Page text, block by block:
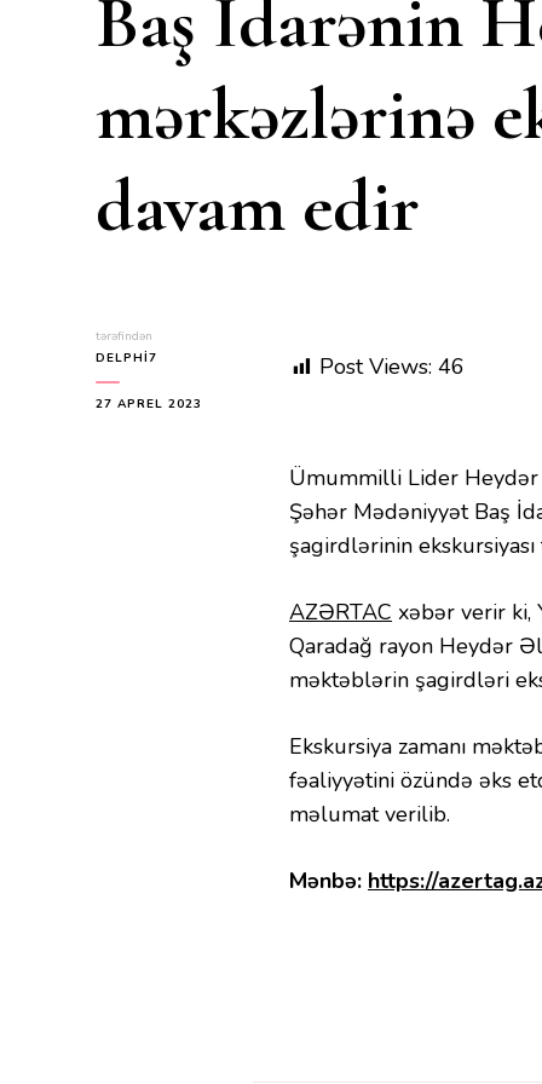
Baş İdarənin
mərkəzlərinə
davam edir
tərəfindən
DELPHI7
27 APREL 2023
Post Views: 46
Ümummilli Lider Heydər
Şəhər Mədəniyyət Baş
şagirdlərinin
AZƏRTAC xəbər verir ki,
Qaradağ rayon Heydər
məktəblərin şagirdləri
Ekskursiya zamanı
fəaliyyətini özündə əks
məlumat verilib.
Mənbə: https://